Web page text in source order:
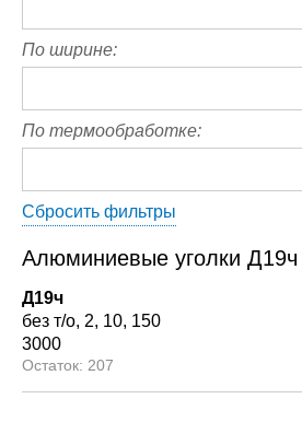
По ширине:
По термообработке:
Сбросить фильтры
Алюминиевые уголки Д19ч
Д19ч
без т/о 2 10 150
3000
207